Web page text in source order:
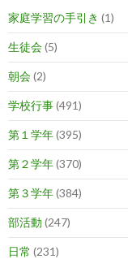
家庭学習の手引き (1)
生徒会(5)
朝会(2)
学校行事(491)
第１学年(395)
第２学年(370)
第３学年(384)
部活動 (247)
日常 (231)